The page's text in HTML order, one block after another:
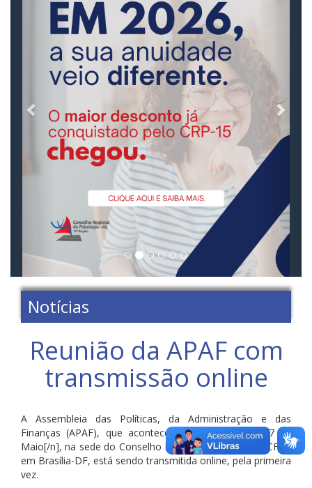
Notícias
Reunião da APAF com
transmissão online
A Assembleia das Políticas, da Administração e das
Finanças (APAF), que acontece nos dias [n]26 e 27 de
Maio[/n], na sede do Conselho Federal de Psicologia (CFP),
em Brasília-DF, está sendo transmitida online, pela primeira
vez.